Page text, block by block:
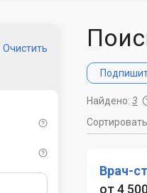
Очистить
Найдено: 3
Сортировать
Врач-
от 4